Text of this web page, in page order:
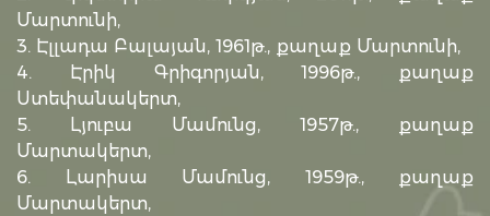
Մարտունի,
3. Էլլադա Բալայան, 1961թ., քաղաք Մարտունի,
4. Էրիկ Գրիգորյան, 1996թ., քաղաք
Ստեփանակերտ,
5. Լյուբա Մամունց, 1957թ., քաղաք
Մարտակերտ,
6. Լարիսա Մամունց, 1959թ., քաղաք
Մարտակերտ,